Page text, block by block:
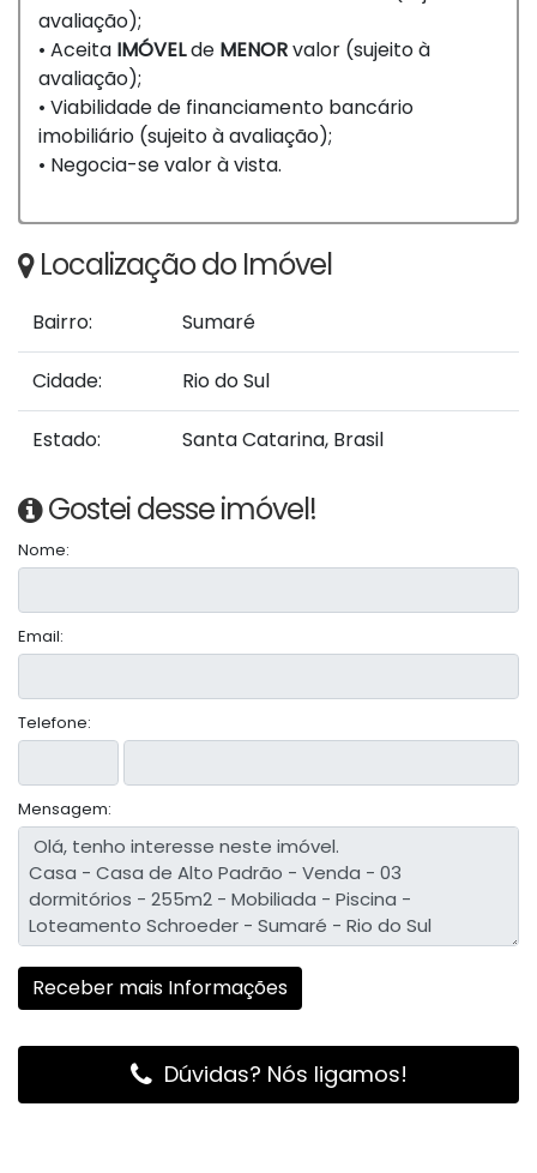
avaliação);
• Aceita IMÓVELde MENORvalor (sujeito à
avaliação);
• Viabilidade de financiamento bancário
imobiliário (sujeito à avaliação);
• Negocia-se valor à vista.
Localização do Imóvel
Bairro: Sumaré
Cidade: Rio do Sul
Estado: Santa Catarina, Brasil
Gostei desse imóvel!
Nome:
Email:
Telefone:
Mensagem:
Dúvidas? Nós ligamos!